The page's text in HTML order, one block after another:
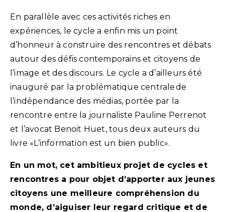
En parallèle avec ces activités riches en
expériences, le cycle a enfin mis un point
d’honneur à construire des rencontres et débats
autour des défis contemporains et citoyens de
l’image et des discours. Le cycle a d’ailleurs été
inauguré par la problématique centrale de
l’indépendance des médias, portée par la
rencontre entre la journaliste Pauline Perrenot
et l’avocat Benoit Huet, tous deux auteurs du
livre «L’information est un bien public».
En un mot, cet ambitieux projet de cycles et
rencontres a pour objet d’apporter aux jeunes
citoyens une meilleure compréhension du
monde, d’aiguiser leur regard critique et de